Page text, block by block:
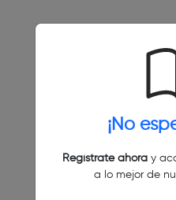
¡No
Regístrate ahoray
a lo mejor de